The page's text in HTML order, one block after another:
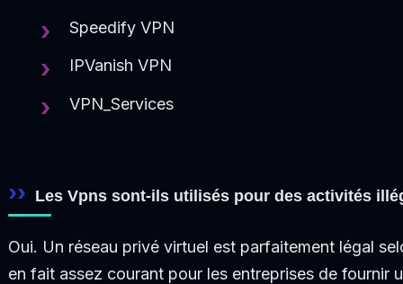
Speedify VPN
IPVanish VPN
VPN_Services
Les Vpns sont-ils utilisés pour des activités
Oui. Un réseau privé virtuel est parfaitement légal
en fait assez courant pour les entreprises de fournir